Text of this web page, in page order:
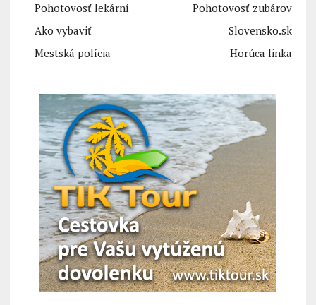
Pohotovosť lekární
Pohotovosť zubárov
Ako vybaviť
Slovensko.sk
Mestská polícia
Horúca linka